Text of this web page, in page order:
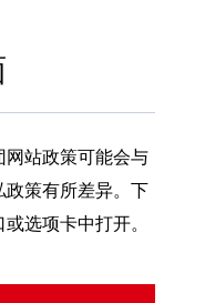
站政策可能会与
策有所差异。下
选项卡中打开。